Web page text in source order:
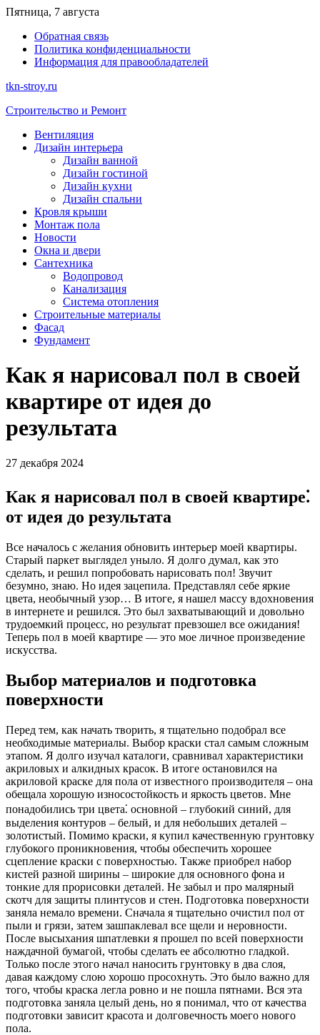
Перейти
содержимому
Пятница, 7 августа
Обратная связь
Политика конфиденциальности
Информация для правообладателей
tkn-stroy.ru
Строительство и Ремонт
Вентиляция
Дизайн интерьера
Дизайн ванной
Дизайн гостиной
Дизайн кухни
Дизайн спальни
Кровля крыши
Монтаж пола
Новости
Окна и двери
Сантехника
Водопровод
Канализация
Система отопления
Строительные материалы
Фасад
Фундамент
Как я нарисовал пол в своей
квартире от идея до
результата
27 декабря 2024
Как я нарисовал пол в своей квартире⁚
от идея до результата
Все началось с желания обновить интерьер моей квартиры.
Старый паркет выглядел уныло. Я долго думал, как это
сделать, и решил попробовать нарисовать пол! Звучит
безумно, знаю. Но идея зацепила. Представлял себе яркие
цвета, необычный узор… В итоге, я нашел массу вдохновения
в интернете и решился. Это был захватывающий и довольно
трудоемкий процесс, но результат превзошел все ожидания!
Теперь пол в моей квартире — это мое личное произведение
искусства.
Выбор материалов и подготовка
поверхности
Перед тем, как начать творить, я тщательно подобрал все
необходимые материалы. Выбор краски стал самым сложным
этапом. Я долго изучал каталоги, сравнивал характеристики
акриловых и алкидных красок. В итоге остановился на
акриловой краске для пола от известного производителя – она
обещала хорошую износостойкость и яркость цветов. Мне
понадобились три цвета⁚ основной – глубокий синий, для
выделения контуров – белый, и для небольших деталей –
золотистый. Помимо краски, я купил качественную грунтовку
глубокого проникновения, чтобы обеспечить хорошее
сцепление краски с поверхностью. Также приобрел набор
кистей разной ширины – широкие для основного фона и
тонкие для прорисовки деталей. Не забыл и про малярный
скотч для защиты плинтусов и стен. Подготовка поверхности
заняла немало времени. Сначала я тщательно очистил пол от
пыли и грязи, затем зашпаклевал все щели и неровности.
После высыхания шпатлевки я прошел по всей поверхности
наждачной бумагой, чтобы сделать ее абсолютно гладкой.
Только после этого начал наносить грунтовку в два слоя,
давая каждому слою хорошо просохнуть. Это было важно для
того, чтобы краска легла ровно и не пошла пятнами. Вся эта
подготовка заняла целый день, но я понимал, что от качества
подготовки зависит красота и долговечность моего нового
пола.